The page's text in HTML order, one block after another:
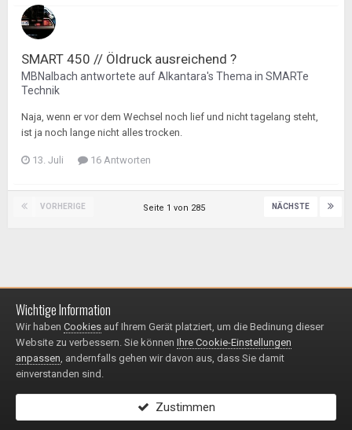
SMART 450 // Öldruck ausreichend ?
MBNalbach antwortete aufAlkantara's Thema in SMARTe
Technik
Naja, wenn er vor dem Wechsel noch lief und nicht tagelang steht,
ist ja noch lange nicht alles trocken.
13. Juli 16 Antworten
VORHERIGE NÄCHSTE
Seite 1 von 285
Impressum / Datenschutzerklärung
© 1999 - 2025
Powered by Invision Community
Wichtige Information
Wir haben Cookies auf Ihrem Gerät platziert, um die Bedinung dieser
Website zu verbessern. Sie können Ihre Cookie-Einstellungen
anpassen, andernfalls gehen wir davon aus, dass Sie damit
einverstanden sind.
Zustimmen